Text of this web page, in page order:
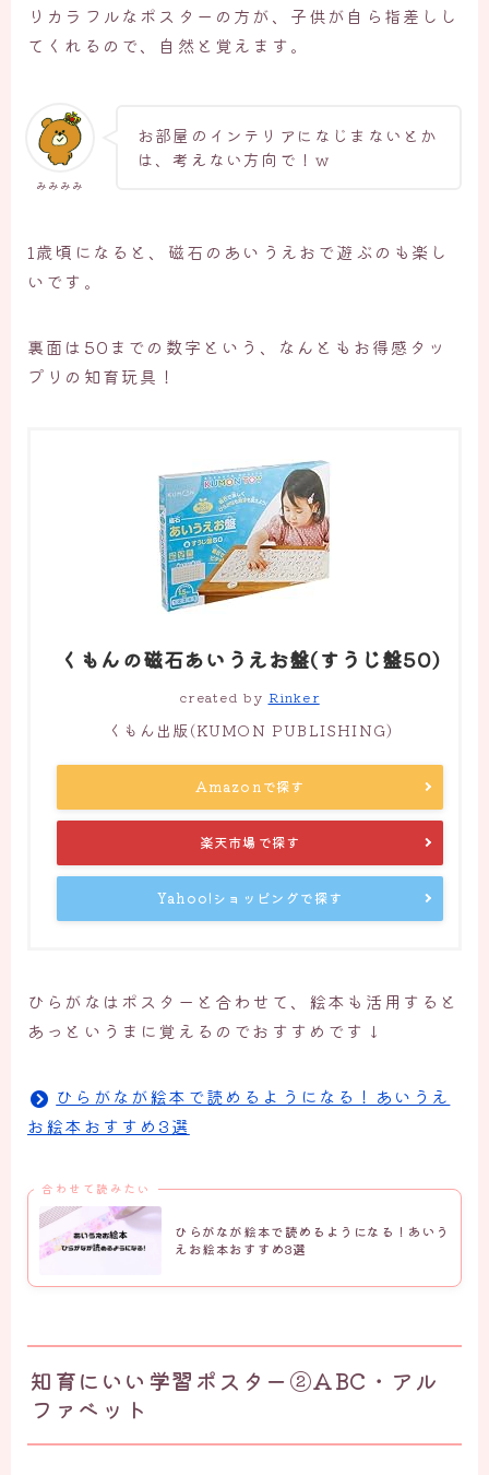
りカラフルなポスターの方が、子供が自ら指差しし
てくれるので、自然と覚えます。
みみみみ
お部屋のインテリアになじまないとか
は、考えない方向で！ｗ
1歳頃になると、磁石のあいうえおで遊ぶのも楽し
いです。
裏面は50までの数字という、なんともお得感タッ
プリの知育玩具！
くもんの磁石あいうえお盤(すうじ盤50)
created by Rinker
くもん出版(KUMON PUBLISHING)
Amazonで探す
楽天市場で探す
Yahoo!ショッピングで探す
ひらがなはポスターと合わせて、絵本も活用すると
あっというまに覚えるのでおすすめです↓
ひらがなが絵本で読めるようになる！あいうえ
お絵本おすすめ3選
合わせて読みたい
ひらがなが絵本で読めるようになる！あいう
えお絵本おすすめ3選
知育にいい学習ポスター②ABC・アル
ファベット